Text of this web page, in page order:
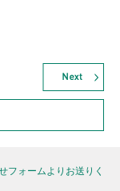
フォームよりお送りく